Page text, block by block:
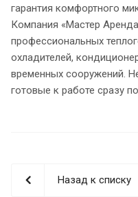
гарантия комфортного
Компания «Мастер
профессиональных
охладителей,
временных сооружений.
готовые к работе сразу
Назад к списку